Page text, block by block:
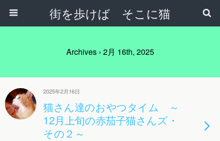
街を歩けば そこに猫
Archives › 2月 16th, 2025
2025年2月16日
猫さん達のおやつタイム ～
12月上旬の赤茄子猫さんズ・
その２～